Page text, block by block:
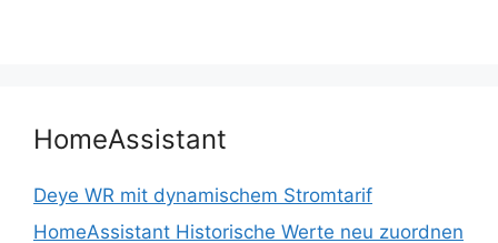
HomeAssistant
Deye WR mit dynamischem Stromtarif
HomeAssistant Historische Werte neu zuordnen